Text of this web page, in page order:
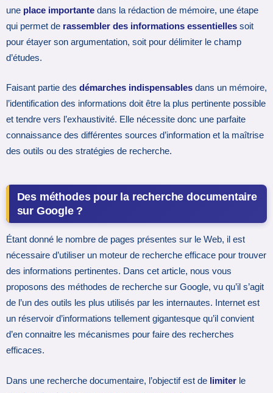
une place importante dans la rédaction de mémoire, une étape
qui permet de rassembler des informations essentielles soit
pour étayer son argumentation, soit pour délimiter le champ
d’études.
Faisant partie des démarches indispensables dans un mémoire,
l’identification des informations doit être la plus pertinente possible
et tendre vers l’exhaustivité. Elle nécessite donc une parfaite
connaissance des différentes sources d’information et la maîtrise
des outils ou des stratégies de recherche.
Des méthodes pour la recherche documentaire
sur Google ?
Étant donné le nombre de pages présentes sur le Web, il est
nécessaire d’utiliser un moteur de recherche efficace pour trouver
des informations pertinentes. Dans cet article, nous vous
proposons des méthodes de recherche sur Google, vu qu’il s’agit
de l’un des outils les plus utilisés par les internautes. Internet est
un réservoir d’informations tellement gigantesque qu’il convient
d’en connaitre les mécanismes pour faire des recherches
efficaces.
Dans une recherche documentaire, l’objectif est de limiter le